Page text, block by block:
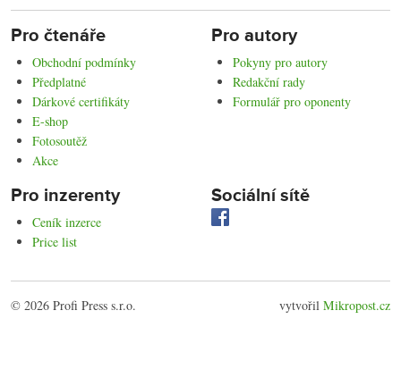
Pro čtenáře
Obchodní podmínky
Předplatné
Dárkové certifikáty
E-shop
Fotosoutěž
Akce
Pro autory
Pokyny pro autory
Redakční rady
Formulář pro oponenty
Pro inzerenty
Ceník inzerce
Price list
Sociální sítě
© 2026 Profi Press s.r.o. vytvořil Mikropost.cz